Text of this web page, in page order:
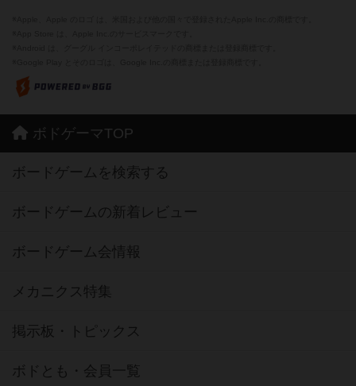
ボドゲーマTOP
ボードゲームを検索する
ボードゲームの新着レビュー
ボードゲーム会情報
メカニクス特集
掲示板・トピックス
ボドとも・会員一覧